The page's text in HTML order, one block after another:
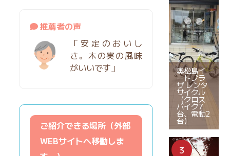
推薦者の声
「安定のおいし
さ。木の実の風味
がいいです」
ご紹介できる場所（外部
WEBサイトへ移動しま
奥松島イ
ートプラ
ザ レンタ
サイクル
（クロス
バイク7
台、電動2
台）